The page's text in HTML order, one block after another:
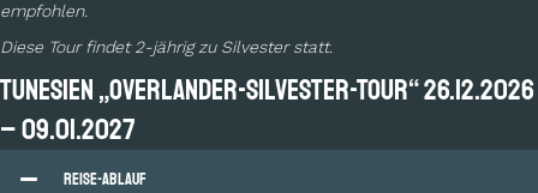
TUNESIEN „Overlander-Silvester-Tour“ 26.12.2026
– 09.01.2027
Reise-Ablauf
empfohlen.
Diese Tour findet 2-jährig zu Silvester statt.